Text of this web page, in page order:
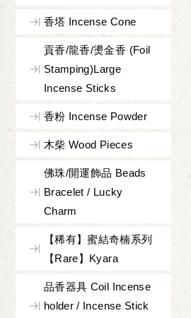
香塔 Incense Cone
貢香/龍香/燙金香 (Foil
Stamping)Large
Incense Sticks
香粉 Incense Powder
木柴 Wood Pieces
佛珠/開運飾品 Beads
Bracelet / Lucky
Charm
【稀有】蜜結奇楠系列
【Rare】Kyara
品香器具 Coil Incense
holder / Incense Stick